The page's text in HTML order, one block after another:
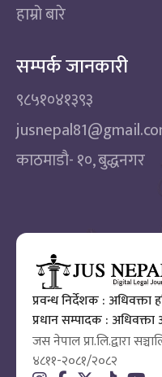
हाम्रो बारे
सम्पर्क जानकारी
९८५१०४१३९३
काठमाडाै‌- १०, बुद्धनगर
प्रवन्ध निर्देशक : अधिवक्ता
प्रधान सम्पादक :
जस नेपाल प्रा.लि.द्वारा
४८११-२०८१/२०८२